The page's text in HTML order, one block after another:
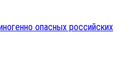
опасных российских